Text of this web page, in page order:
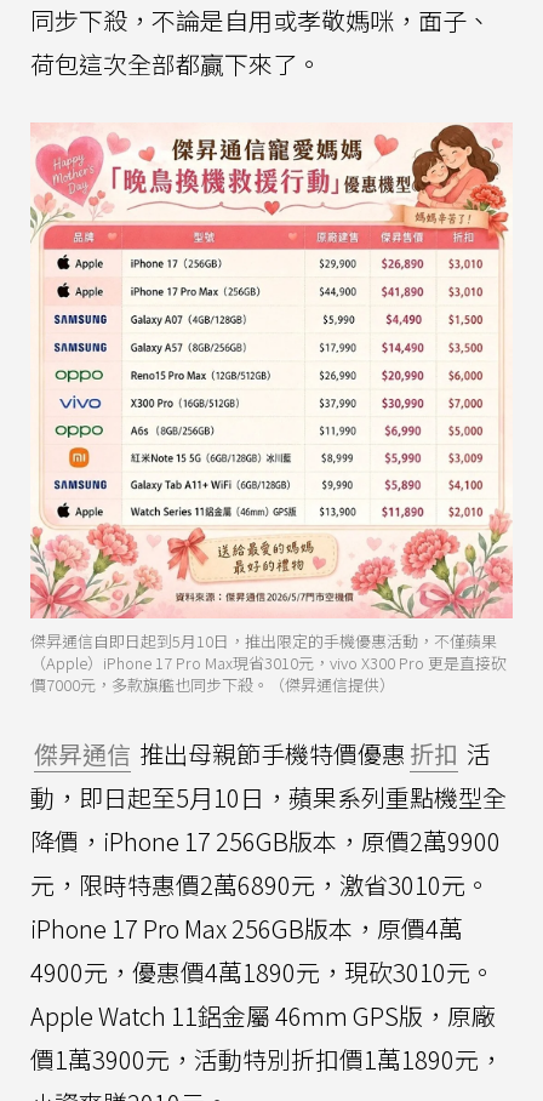
同步下殺，不論是自用或孝敬媽咪，面子、
荷包這次全部都贏下來了。
傑昇通信自即日起到5月10日，推出限定的手機優惠活動，不僅蘋果
（Apple）iPhone 17 Pro Max現省3010元，vivo X300 Pro 更是直接砍
價7000元，多款旗艦也同步下殺。（傑昇通信提供）
傑昇通信 推出母親節手機特價優惠 折扣 活
動，即日起至5月10日，蘋果系列重點機型全
降價，iPhone 17 256GB版本，原價2萬9900
元，限時特惠價2萬6890元，激省3010元。
iPhone 17 Pro Max 256GB版本，原價4萬
4900元，優惠價4萬1890元，現砍3010元。
Apple Watch 11鋁金屬 46mm GPS版，原廠
價1萬3900元，活動特別折扣價1萬1890元，